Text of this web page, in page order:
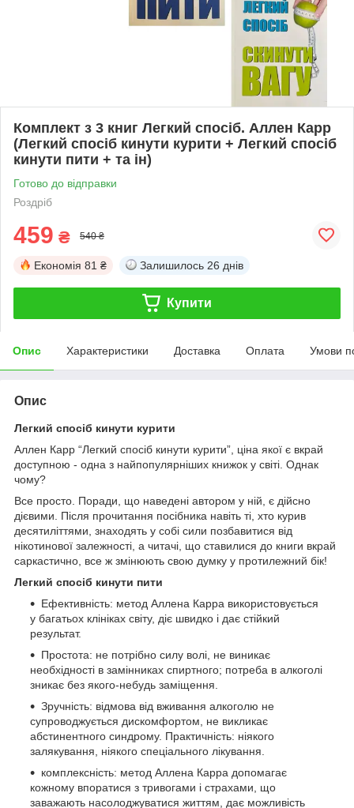
Комплект з 3 книг Легкий спосіб. Аллен Карр
(Легкий спосіб кинути курити + Легкий спосіб
кинути пити + та ін)
Готово до відправки
Роздріб
459 ₴ 540 ₴
Економія 81 ₴ Залишилось 26 днів
Купити
Опис Характеристики Доставка Оплата Умови
Опис
Легкий спосіб кинути курити
Аллен Карр “Легкий спосіб кинути курити”, ціна якої є вкрай
доступною - одна з найпопулярніших книжок у світі. Однак
чому?
Все просто. Поради, що наведені автором у ній, є дійсно
дієвими. Після прочитання посібника навіть ті, хто курив
десятиліттями, знаходять у собі сили позбавитися від
нікотинової залежності, а читачі, що ставилися до книги вкрай
саркастично, все ж змінюють свою думку у протилежний бік!
Легкий спосіб кинути пити
Ефективність: метод Аллена Карра використовується
у багатьох клініках світу, діє швидко і дає стійкий
результат.
Простота: не потрібно силу волі, не виникає
необхідності в замінниках спиртного; потреба в алкоголі
зникає без якого-небудь заміщення.
Зручність: відмова від вживання алкоголю не
супроводжується дискомфортом, не викликає
абстинентного синдрому. Практичність: ніякого
залякування, ніякого спеціального лікування.
комплексність: метод Аллена Карра допомагає
кожному впоратися з тривогами і страхами, що
заважають насолоджуватися життям, дає можливість